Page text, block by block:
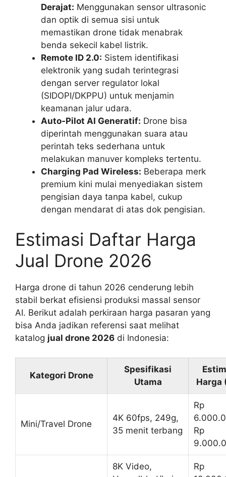
Derajat: Menggunakan sensor ultrasonic
dan optik di semua sisi untuk
memastikan drone tidak menabrak
benda sekecil kabel listrik.
Remote ID 2.0: Sistem identifikasi
elektronik yang sudah terintegrasi
dengan server regulator lokal
(SIDOPI/DKPPU) untuk menjamin
keamanan jalur udara.
Auto-Pilot AI Generatif: Drone bisa
diperintah menggunakan suara atau
perintah teks sederhana untuk
melakukan manuver kompleks tertentu.
Charging Pad Wireless: Beberapa merk
premium kini mulai menyediakan sistem
pengisian daya tanpa kabel, cukup
dengan mendarat di atas dok pengisian.
Estimasi Daftar Harga
Jual Drone 2026
Harga drone di tahun 2026 cenderung lebih
stabil berkat efisiensi produksi massal sensor
AI. Berikut adalah perkiraan harga pasaran yang
bisa Anda jadikan referensi saat melihat
katalog jual drone 2026 di Indonesia:
Kategori Drone
Spesifikasi
Utama
Harga
Mini/Travel Drone
4K 60fps, 249g,
35 menit terbang
Rp
Rp
8K Video,
Rp